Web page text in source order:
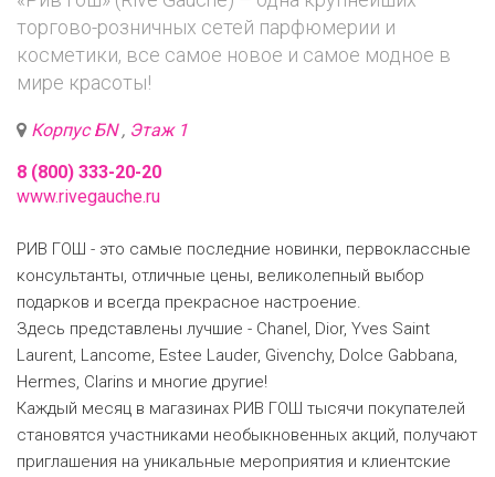
торгово-розничных сетей парфюмерии и
косметики, все самое новое и самое модное в
мире красоты!
Корпус БN, Этаж 1
8 (800) 333-20-20
www.rivegauche.ru
РИВ ГОШ - это самые последние новинки, первоклассные
консультанты, отличные цены, великолепный выбор
подарков и всегда прекрасное настроение.
Здесь представлены лучшие - Chanel, Dior, Yves Saint
Laurent, Lancome, Estee Lauder, Givenchy, Dolce Gabbana,
Hermes, Сlarins и многие другие!
Каждый месяц в магазинах РИВ ГОШ тысячи покупателей
становятся участниками необыкновенных акций, получают
приглашения на уникальные мероприятия и клиентские